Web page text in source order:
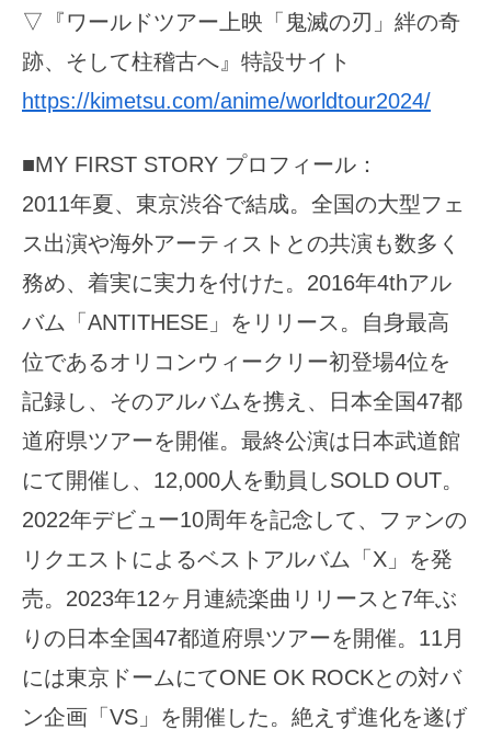
▽『ワールドツアー上映「鬼滅の刃」絆の奇
跡、そして柱稽古へ』特設サイト
https://kimetsu.com/anime/worldtour2024/
■MY FIRST STORY プロフィール：
2011年夏、東京渋谷で結成。全国の大型フェ
ス出演や海外アーティストとの共演も数多く
務め、着実に実力を付けた。2016年4thアル
バム「ANTITHESE」をリリース。自身最高
位であるオリコンウィークリー初登場4位を
記録し、そのアルバムを携え、日本全国47都
道府県ツアーを開催。最終公演は日本武道館
にて開催し、12,000人を動員しSOLD OUT。
2022年デビュー10周年を記念して、ファンの
リクエストによるベストアルバム「X」を発
売。2023年12ヶ月連続楽曲リリースと7年ぶ
りの日本全国47都道府県ツアーを開催。11月
には東京ドームにてONE OK ROCKとの対バ
ン企画「VS」を開催した。絶えず進化を遂げ